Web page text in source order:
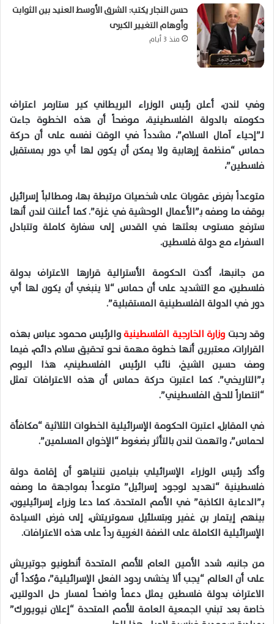
حسن النجار يكتب: الشرق الأوسط العنيد بين الثوابت
وأوهام التغيير الكبرى
منذ 3 أيام
وفي لندن، أعلن رئيس الوزراء البريطاني كير ستارمر اعتراف
حكومته بالدولة الفلسطينية، موضحاً أن هذه الخطوة جاءت
لـ”إحياء آمال السلام”، مشدداً في الوقت نفسه على أن حركة
حماس “منظمة إرهابية ولا يمكن أن يكون لها أي دور بمستقبل
فلسطين”،
متوعداً بفرض عقوبات على شخصيات مرتبطة بها، ومطالباً إسرائيل
بوقف ما وصفه بـ”الأعمال الوحشية في غزة”. كما أعلنت لندن أنها
سترفع مستوى بعثتها في القدس إلى سفارة كاملة وتتبادل
السفراء مع دولة فلسطين.
من جانبها، أكدت الحكومة الأسترالية قرارها الاعتراف بدولة
فلسطين، مع التشديد على أن حماس “لا ينبغي أن يكون لها أي
دور في الدولة الفلسطينية المستقبلية”.
وقد رحبت وزارة الخارجية الفلسطينيةوالرئيس محمود عباس بهذه
القرارات، معتبرين أنها خطوة مهمة نحو تحقيق سلام دائم، فيما
وصف حسين الشيخ، نائب الرئيس الفلسطيني، هذا اليوم
بـ”التاريخي”. كما اعتبرت حركة حماس أن هذه الاعترافات تمثل
“انتصاراً للحق الفلسطيني”.
في المقابل، اعتبرت الحكومة الإسرائيلية الخطوات الثلاثية “مكافأة
لحماس”، واتهمت لندن بالتأثر بضغوط “الإخوان المسلمين”.
وأكد رئيس الوزراء الإسرائيلي بنيامين نتنياهو أن إقامة دولة
فلسطينية “تهديد لوجود إسرائيل” متوعداً بمواجهة ما وصفه
بـ”الدعاية الكاذبة” في الأمم المتحدة. كما دعا وزراء إسرائيليون،
بينهم إيتمار بن غفير وبتسلئيل سموتريتش، إلى فرض السيادة
الإسرائيلية الكاملة على الضفة الغربية رداً على هذه الاعترافات.
من جانبه، شدد الأمين العام للأمم المتحدة أنطونيو جوتيريش
على أن العالم “يجب ألا يخشى ردود الفعل الإسرائيلية”، مؤكداً أن
الاعتراف بدولة فلسطين يمثل دعماً واضحاً لمسار حل الدولتين،
خاصة بعد تبني الجمعية العامة للأمم المتحدة “إعلان نيويورك”